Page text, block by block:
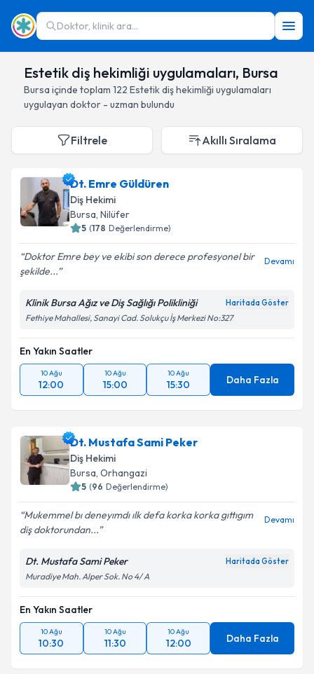
Doktor, klinik ara...
Estetik diş hekimliği uygulamaları, Bursa
Bursa içinde toplam 122 Estetik diş hekimliği uygulamaları
uygulayan doktor - uzman bulundu
Filtrele Akıllı Sıralama
Dt. Emre Güldüren
Diş Hekimi
Bursa, Nilüfer
5 (178 Değerlendirme)
Doktor Emre bey ve ekibi son derece profesyonel bir
şekilde...
Devamı
Klinik Bursa Ağız ve Diş Sağlığı Polikliniği Haritada Göster
Fethiye Mahallesi, Sanayi Cad. Solukçu İş Merkezi No:327
En Yakın Saatler
10 Ağu
12:00
10 Ağu
15:00
10 Ağu
15:30 Daha Fazla
Dt. Mustafa Sami Peker
Diş Hekimi
Bursa, Orhangazi
5 (96 Değerlendirme)
Mukemmel bı deneyımdı ılk defa korka korka gıttıgım
diş doktorundan...
Devamı
Dt. Mustafa Sami Peker Haritada Göster
Muradiye Mah. Alper Sok. No 4/ A
En Yakın Saatler
10 Ağu
10:30
10 Ağu
11:30
10 Ağu
12:00 Daha Fazla